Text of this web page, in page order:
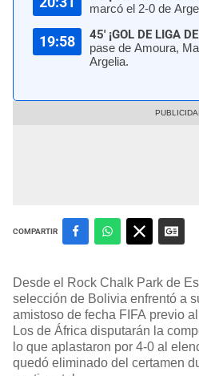
marcó el 2-0 de
19:58 45' ¡GOL DE LIGA
pase de Amoura,
Argelia.
COMPARTIR
Desde el Rock Chalk Park de
selección de Bolivia enfrentó a
amistoso de fecha FIFA previo
Los de África disputarán la
lo que aplastaron por 4-0 al
quedó eliminado del certamen